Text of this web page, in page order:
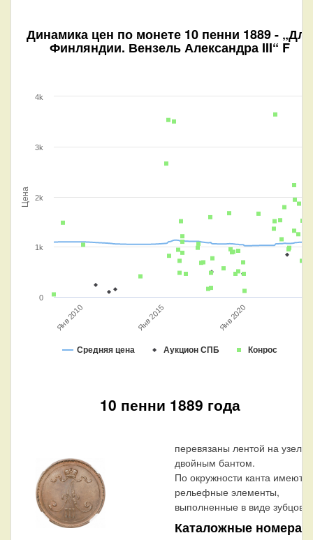
Динамика цен по монете 10 пенни 1889 - „Для
Финляндии. Вензель Александра III“ F
Цена
Средняя цена Аукцион СПБ Конрос
Янв 2010 Янв 2015 Янв 2020
0
1k
2k
3k
4k
10 пенни 1889 года
перевязаны лентой на узел
двойным бантом.
По окружности канта имеются
рельефные элементы,
выполненные в виде зубцов.
Каталожные номера